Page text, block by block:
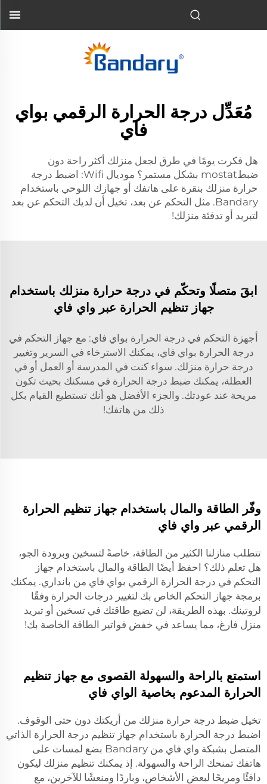
مُعَدِّل درجة الحرارة الرقمي بواي
فاي
هل فكرت يومًا في طرق لجعل منزلك أكثر راحة دون
ضبطmostat بشكل مستمر؟ موديال Wifi: اضبط درجة
حرارة منزلك بنقرة على هاتفك أو جهازك اللوحي باستخدام
Bandary. مثل التحكم عن بعد، تخيل أن لديك التحكم عن بعد
لتبريد أو تدفئة منزلك!
ابقَ متصلًا وتحكّم في درجة حرارة منزلك باستخدام
جهاز تنظيم الحرارة عبر واي فاي
أجهزة التحكم في درجة الحرارة بواي فاي: مع جهاز التحكم في
درجة الحرارة بواي فاي، يمكنك الاسترخاء في السرير وتغيير
درجة حرارة منزلك. سواء كنت في المدرسة أو العمل أو في
العطلة، يمكنك ضبط درجة الحرارة في مسكنك بحيث تكون
مريحة عند عودتك. والجزء الأفضل هو أنك تستطيع القيام بكل
ذلك من هاتفك!
وفّر الطاقة والمال باستخدام جهاز تنظيم الحرارة
الرقمي عبر واي فاي
تتطلب منازلنا الكثير من الطاقة، خاصةً لتسخين وبرودة الجو،
هل تعلم ذلك؟ احفظ أيضًا الطاقة والمال باستخدام جهاز
التحكم في درجة الحرارة الرقمي بواي فاي من بانداري. يمكنك
برمجة جهاز التحكم الخاص بك لتغيير درجات الحرارة وفقًا
لروتينك. بهذه الطريقة، لن تضيع طاقتك في تسخين أو تبريد
منزل فارغ، مما يساعد في خفض فواتير الطاقة الخاصة بك!
استمتع بالراحة والسهولة القصوى مع جهاز تنظيم
الحرارة المدعوم بخاصية الواي فاي
تخيل ضبط درجة حرارة منزلك من أريكتك دون حتى الوقوف.
اضبط درجة الحرارة باستخدام جهاز تنظيم درجة الحرارة الذاتي
المتصل بشبكة واي فاي من Bandary بضع لمسات على
هاتفك تمنحك الراحة والسهولة. إذ يمكنك تنظيم منزلك ليكون
دافئًا ومريحًا لبعض الأشخاص، وباردًا ومنعشًا للآخرين، مع